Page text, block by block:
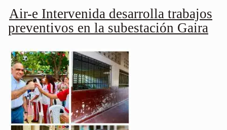
Air-e Intervenida desarrolla trabajos
preventivos en la subestación Gaira